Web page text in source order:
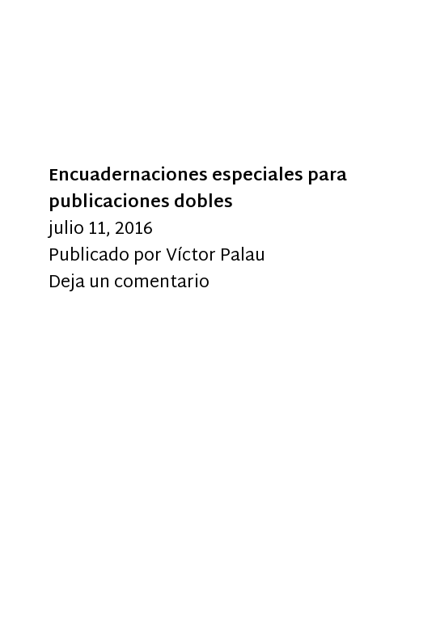
Encuadernaciones especiales para
publicaciones dobles
julio 11, 2016
Publicado porVíctor Palau
Deja un comentario